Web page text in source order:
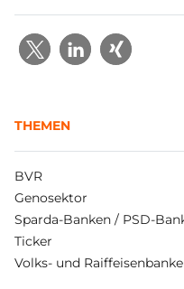
THEMEN
BVR
Genosektor
Sparda-Banken / PSD-
Ticker
Volks- und